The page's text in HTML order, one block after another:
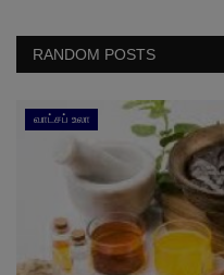
RANDOM POSTS
வாட்சப் உலா